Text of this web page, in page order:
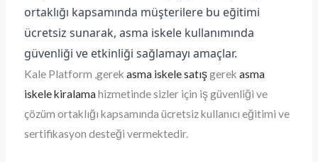
ortaklığı kapsamında müşterilere bu eğitimi
ücretsiz sunarak, asma iskele kullanımında
güvenliği ve etkinliği sağlamayı amaçlar.
Kale Platform ,gerek asma iskele satışgerek asma
iskele kiralamahizmetinde sizler için iş güvenliği ve
çözüm ortaklığı kapsamında ücretsiz kullanıcı eğitimi ve
sertifikasyon desteği vermektedir.